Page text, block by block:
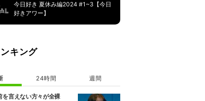
今日好き 夏休み編2024 #1~3【今日
好きアワー】
キング
24時間 週間
を言えない方々が全裸